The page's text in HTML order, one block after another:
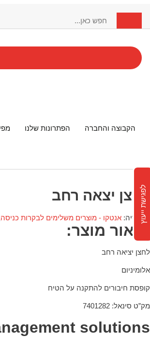
הקבוצה והחברה הפתרונות שלנו
לחצן יצאה רחב
קטגוריה: אנטקו - מוצרים משלימים לבקרות כניסה
תיאור מוצר:
לחצן יציאה רחב
אלומיניום
קופסת חיבורים להתקנה על הטיח
מק”ט סינאל: 7401282
solutions
לפגישת ייעוץ